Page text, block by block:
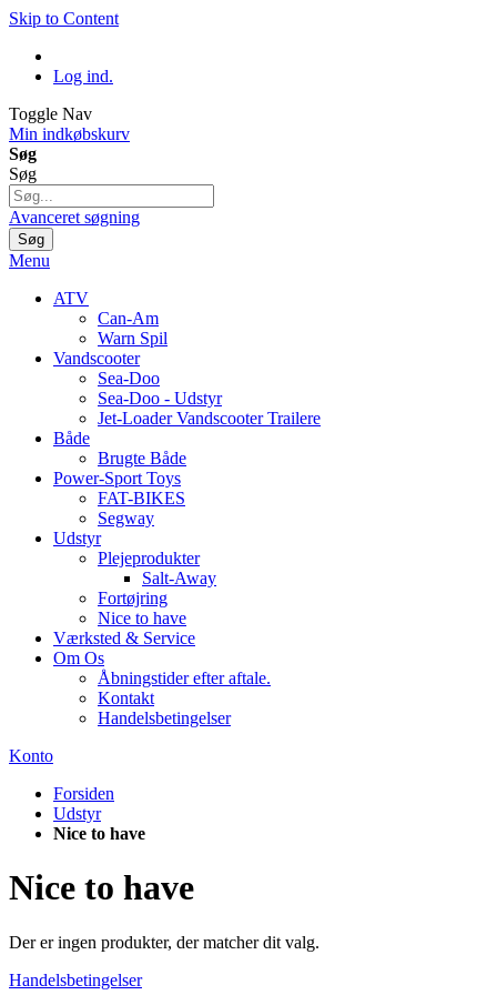
Skip to Content
Log ind.
Toggle Nav
Min indkøbskurv
Søg
Søg
Avanceret søgning
Søg
Menu
ATV
Can-Am
Warn Spil
Vandscooter
Sea-Doo
Sea-Doo - Udstyr
Jet-Loader Vandscooter Trailere
Både
Brugte Både
Power-Sport Toys
FAT-BIKES
Segway
Udstyr
Plejeprodukter
Salt-Away
Fortøjring
Nice to have
Værksted & Service
Om Os
Åbningstider efter aftale.
Kontakt
Handelsbetingelser
Konto
Forsiden
Udstyr
Nice to have
Nice to have
Der er ingen produkter, der matcher dit valg.
Handelsbetingelser